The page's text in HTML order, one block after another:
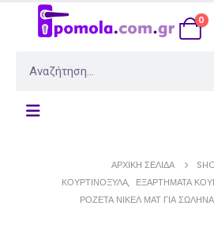
0
ΑΡΧΙΚΉ ΣΕΛΊΔΑ
ΚΟΥΡΤΙΝΌΞΥΛΑ, ΕΞΑΡΤΉΜΑΤΑ
ΡΟΖΈΤΑ ΝΊΚΕΛ ΜΑΤ ΓΙΑ